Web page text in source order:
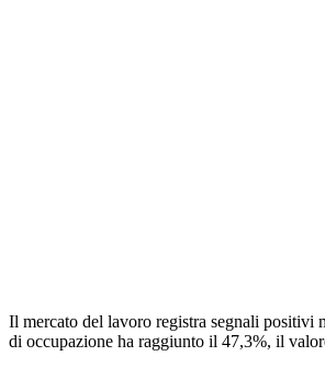
Il mercato del lavoro registra segnali positivi
di occupazione ha raggiunto il 47,3%, il